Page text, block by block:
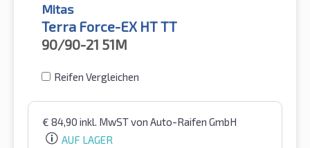
Mitas
Terra Force-EX HT TT
90/90-21 51M
Reifen Vergleichen
€ 84,90 inkl. MwSTvon Auto-Raifen GmbH
AUF LAGER